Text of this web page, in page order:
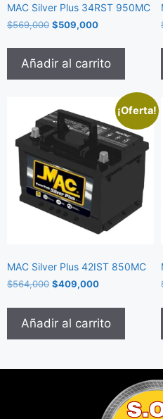
MAC Silver Plus 34RST 950MC
$569,000 $509,000
Añadir al carrito
¡Oferta!
MAC Silver Plus 42IST 850MC
$564,000 $409,000
Añadir al carrito